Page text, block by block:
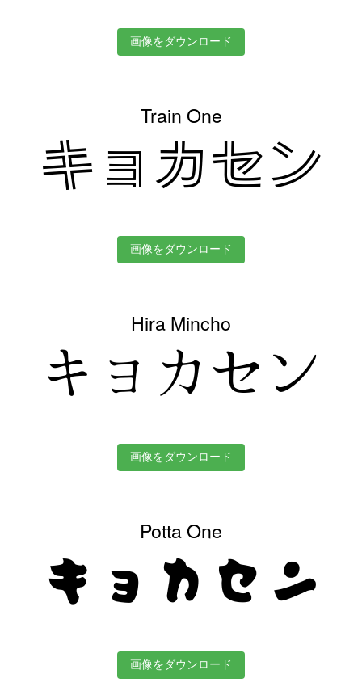
画像をダウンロード
Train One
キョカセン
画像をダウンロード
Hira Mincho
キョカセン
画像をダウンロード
Potta One
キョカセン
画像をダウンロード